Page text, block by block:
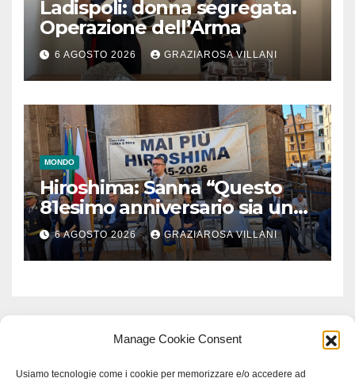
Manage Cookie Consent
Usiamo tecnologie come i cookie per memorizzare e/o accedere ad
Ladispoli: donna segregata.
Operazione dell’Arma
6 AGOSTO 2026 GRAZIAROSA VILLANI
MONDO
Hiroshima: Sanna “Questo
81esimo anniversario sia un
monito per tutti”
6 AGOSTO 2026 GRAZIAROSA VILLANI